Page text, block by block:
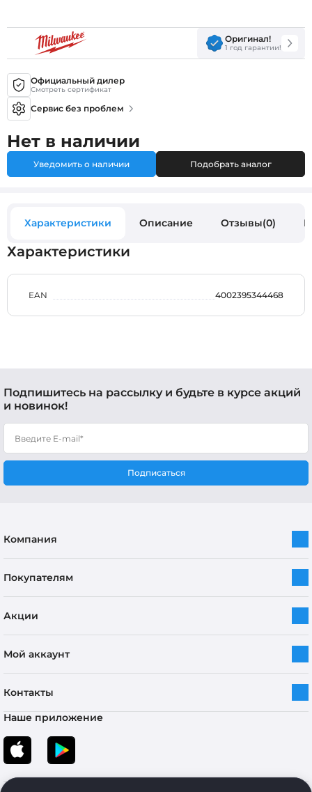
Оригинал!
1 год гарантии!
Официальный дилер
Смотреть сертификат
Сервис без проблем
Нет в наличии
Уведомить о наличии Подобрать аналог
Характеристики Описание Отзывы(0)
Характеристики
EAN 4002395344468
Подпишитесь на рассылку и будьте в курсе акций
и новинок!
Подписаться
Компания
Покупателям
Акции
Мой аккаунт
Контакты
Наше приложение